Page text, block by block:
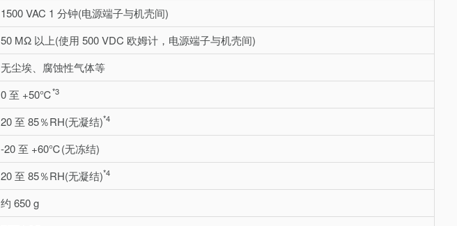
1500 VAC 1 分钟(电源端子与机壳间)
50 MΩ 以上(使用 500 VDC 欧姆计，电源端子与机壳间)
无尘埃、腐蚀性气体等
0 至 +50℃*3
20 至 85％RH(无凝结)*4
-20 至 +60℃(无冻结)
20 至 85％RH(无凝结)*4
约 650 g